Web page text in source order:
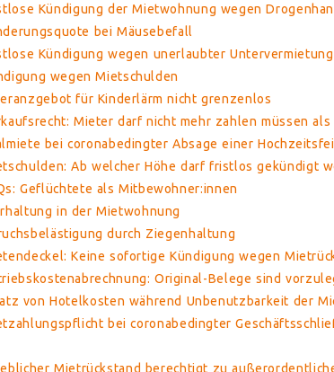
Kündigung der Mietwohnung wegen
bei Mäusebefall
Kündigung wegen unerlaubter
wegen Mietschulden
für Kinderlärm nicht grenzenlos
Mieter darf nicht mehr zahlen müssen als
bei coronabedingter Absage einer
Ab welcher Höhe darf fristlos gekündigt
Geflüchtete als Mitbewohner:innen
in der Mietwohnung
durch Ziegenhaltung
Keine sofortige Kündigung wegen
Original-Belege sind
von Hotelkosten während Unbenutzbarkeit der
bei coronabedingter
Mietrückstand berechtigt zu